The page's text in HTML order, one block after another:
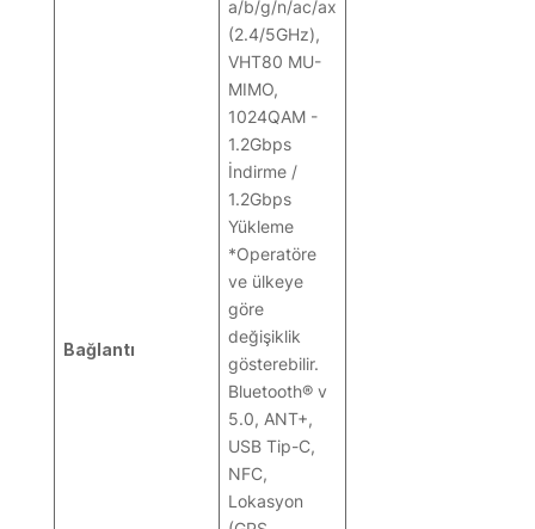
Bağlantı
a/b/g/n/ac/ax
(2.4/5GHz),
VHT80 MU-
MIMO,
1024QAM -
1.2Gbps
İndirme /
1.2Gbps
Yükleme
*Operatöre
ve ülkeye
göre
değişiklik
gösterebilir.
Bluetooth® v
5.0, ANT+,
USB Tip-C,
NFC,
Lokasyon